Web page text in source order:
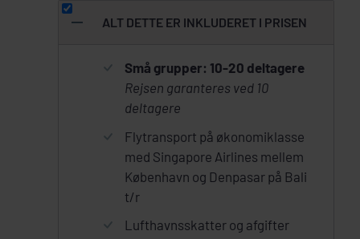
ALT DETTE ER INKLUDERET I PRISEN
Små grupper: 10-20 deltagere
Rejsen garanteres ved 10
deltagere
Flytransport på økonomiklasse
med Singapore Airlines mellem
København og Denpasar på Bali
t/r
Lufthavnsskatter og afgifter